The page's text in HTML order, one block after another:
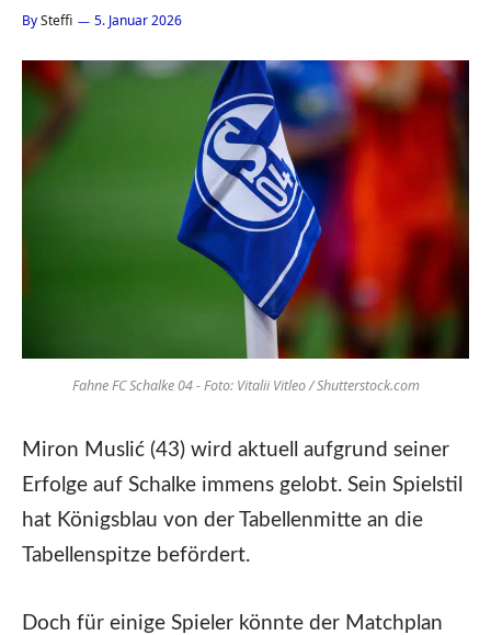
BySteffi 5. Januar 2026
Fahne FC Schalke 04 - Foto: Vitalii Vitleo / Shutterstock.com
Miron Muslić (43) wird aktuell aufgrund seiner
Erfolge auf Schalke immens gelobt. Sein Spielstil
hat Königsblau von der Tabellenmitte an die
Tabellenspitze befördert.
Doch für einige Spieler könnte der Matchplan